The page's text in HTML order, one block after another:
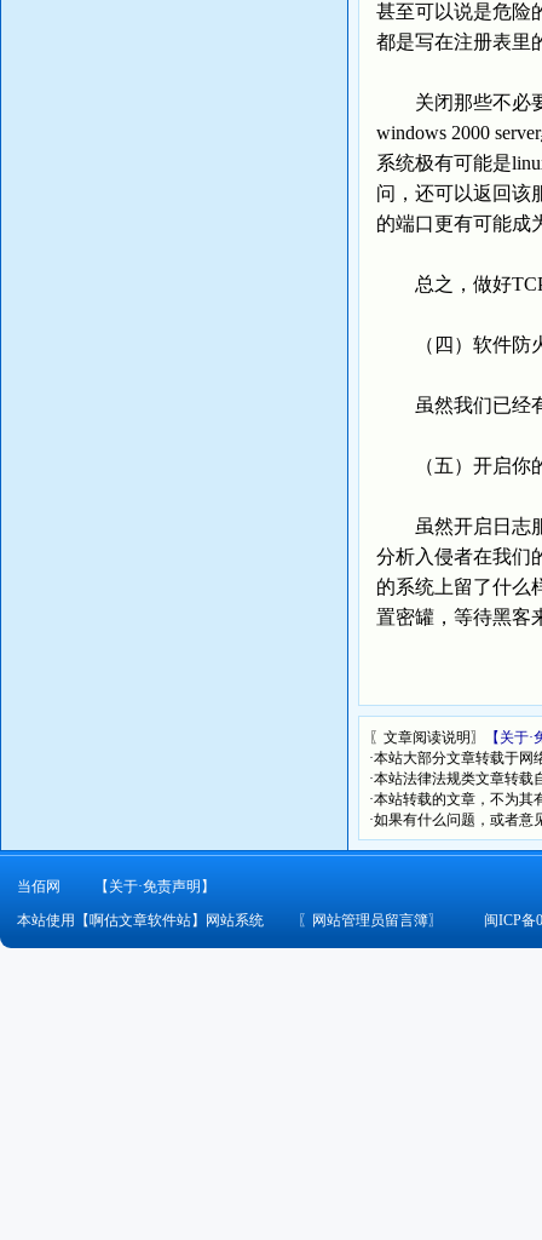
甚至可以说是危险
都是写在注册表里
关闭那些不必要
windows 2000
系统极有可能是
问，还可以返回该
的端口更有可能
总之，做好TCP/
（四）软件防
虽然我们已经有
（五）开启你
虽然开启日志服
分析入侵者在我们
的系统上留了什么
置密罐，等待黑客
〖文章阅读说明〗
【关于
·本站大部分文章转载于
·本站法律法规类文章转
·本站转载的文章，不为
·如果有什么问题，或者意
当佰网
【关于·免责声明】
本站使用【啊估文章软件站】网站系统
〖 网站管理员留言簿〗 闽ICP备